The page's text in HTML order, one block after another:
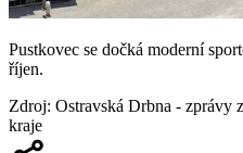
Pustkovec se dočká moderní
říjen.
Zdroj: Ostravská Drbna - zprávy
kraje